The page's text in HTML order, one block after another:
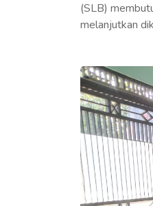
(SLB)
melanjutkan